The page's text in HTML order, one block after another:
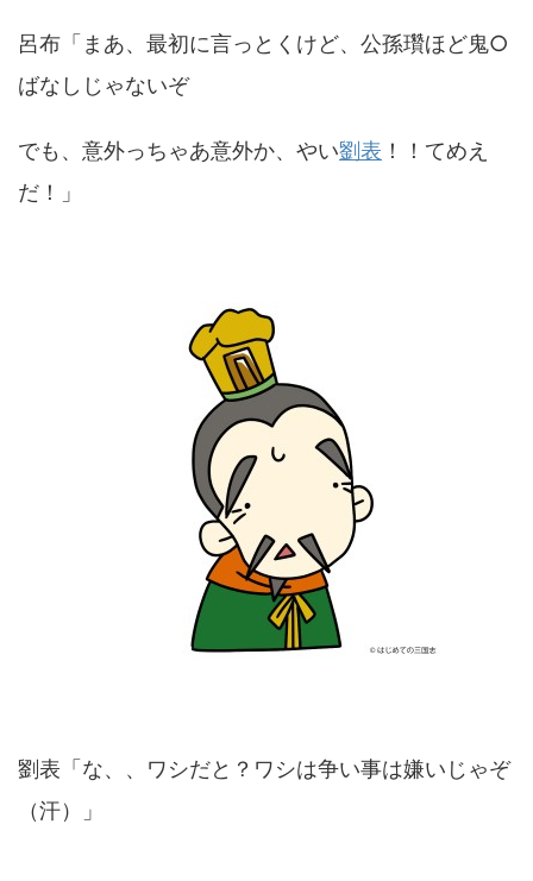
呂布「まあ、最初に言っとくけど、公孫瓚ほど鬼○
ばなしじゃないぞ
でも、意外っちゃあ意外か、やい劉表 ！！てめえ
だ！」
劉表「な、、ワシだと？ワシは争い事は嫌いじゃぞ
（汗）」